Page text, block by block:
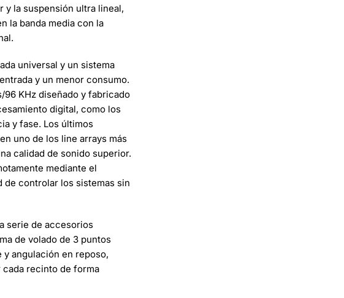
la suspensión ultra lineal,
la banda media con la
universal y un sistema
y un menor consumo.
KHz diseñado y fabricado
digital, como los
y fase. Los últimos
uno de los line arrays más
calidad de sonido superior.
mediante el
de controlar los sistemas sin
serie de accesorios
de volado de 3 puntos
y angulación en reposo,
recinto de forma